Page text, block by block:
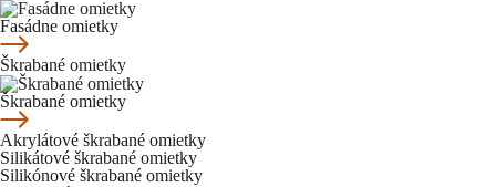
Fasádne omietky
Škrabané omietky
Škrabané omietky
Akrylátové škrabané omietky
Silikátové škrabané omietky
Silikónové škrabané omietky